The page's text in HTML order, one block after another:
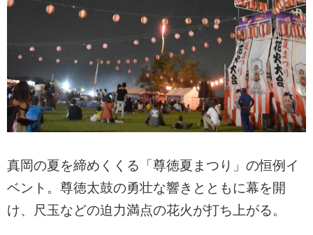
真岡の夏を締めくくる「尊徳夏まつり」の恒例イ
ベント。尊徳太鼓の勇壮な響きとともに幕を開
け、尺玉などの迫力満点の花火が打ち上がる。